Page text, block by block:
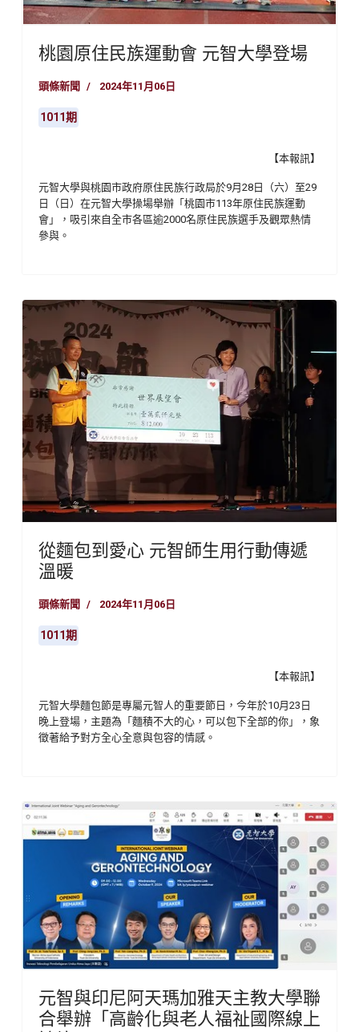
桃園原住民族運動會 元智大學登場
頭條新聞 2024年11月06日
1011期
【本報訊】
元智大學與桃園市政府原住民族行政局於9月28日（六）至29
日（日）在元智大學操場舉辦「桃園市113年原住民族運動
會」，吸引來自全市各區逾2000名原住民族選手及觀眾熱情
參與。
從麵包到愛心 元智師生用行動傳遞
溫暖
頭條新聞 2024年11月06日
1011期
【本報訊】
元智大學麵包節是專屬元智人的重要節日，今年於10月23日
晚上登場，主題為「麵積不大的心，可以包下全部的你」，象
徵著給予對方全心全意與包容的情感。
元智與印尼阿天瑪加雅天主教大學聯
合舉辦「高齡化與老人福祉國際線上